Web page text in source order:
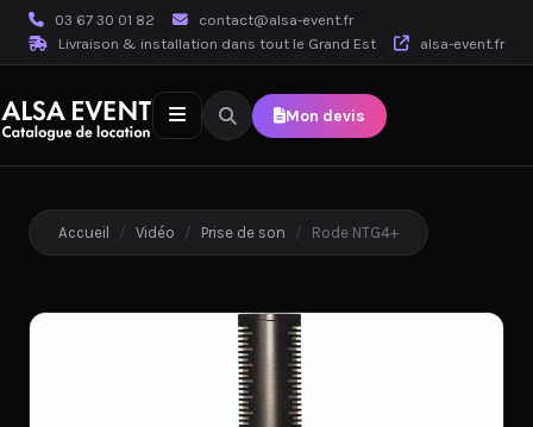
03 67 30 01 82
contact@alsa-event.fr
Livraison & installation dans tout le Grand Est
alsa-event.fr
Mon devis
Accueil / Vidéo / Prise de son / Rode NTG4+